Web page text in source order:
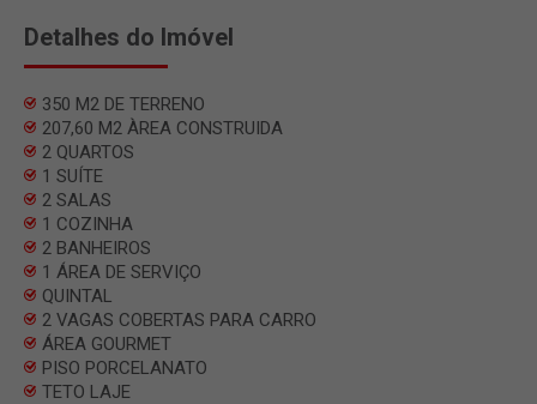
Detalhes do Imóvel
350 M2 DE TERRENO
207,60 M2 ÀREA CONSTRUIDA
2 QUARTOS
1 SUÍTE
2 SALAS
1 COZINHA
2 BANHEIROS
1 ÁREA DE SERVIÇO
QUINTAL
2 VAGAS COBERTAS PARA CARRO
ÁREA GOURMET
PISO PORCELANATO
TETO LAJE